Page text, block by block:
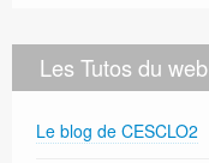
Les Tutos du web
Le blog de CESCLO2